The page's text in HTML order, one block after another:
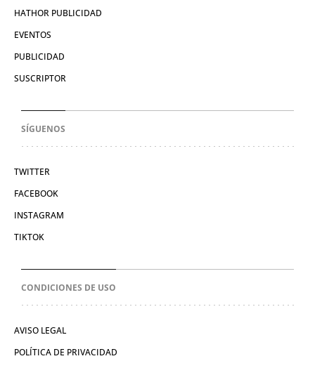
HATHOR PUBLICIDAD
EVENTOS
PUBLICIDAD
SUSCRIPTOR
SÍGUENOS
TWITTER
FACEBOOK
INSTAGRAM
TIKTOK
CONDICIONES DE USO
AVISO LEGAL
POLÍTICA DE PRIVACIDAD